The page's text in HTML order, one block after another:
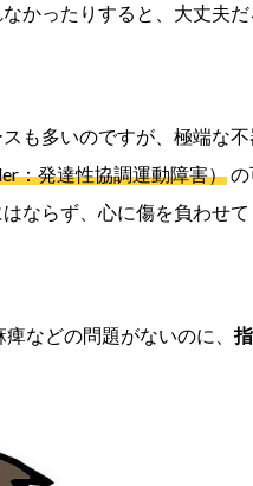
かったりすると、大丈夫
も多いのですが、極端な
：発達性協調運動障害）
ならず、心に傷を負わせ
などの問題がないのに、